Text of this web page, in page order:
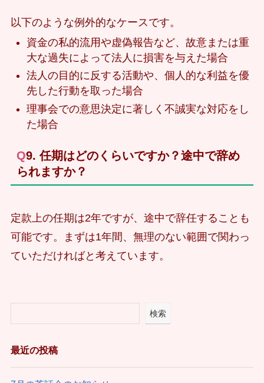
以下のような例外的なケースです。
資金の私的流用や虚偽報告など、故意または重
大な過失によって法人に損害を与えた場合
法人の目的に反する活動や、個人的な利益を優
先した行動を取った場合
理事会での意思決定に著しく不誠実な対応をし
た場合
Q9. 任期はどのくらいですか？途中で辞め
られますか？
定款上の任期は2年ですが、途中で辞任することも
可能です。まずは1年間、無理のない範囲で関わっ
ていただければと考えています。
検索
最近の投稿